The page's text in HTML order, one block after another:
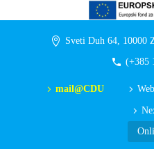
Sveti Duh 64, 10000
(+385
mail@CDU